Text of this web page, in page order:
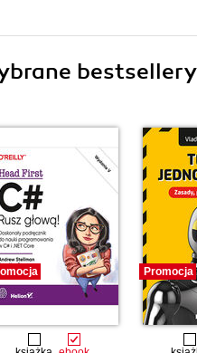
bestsellery
Promocja